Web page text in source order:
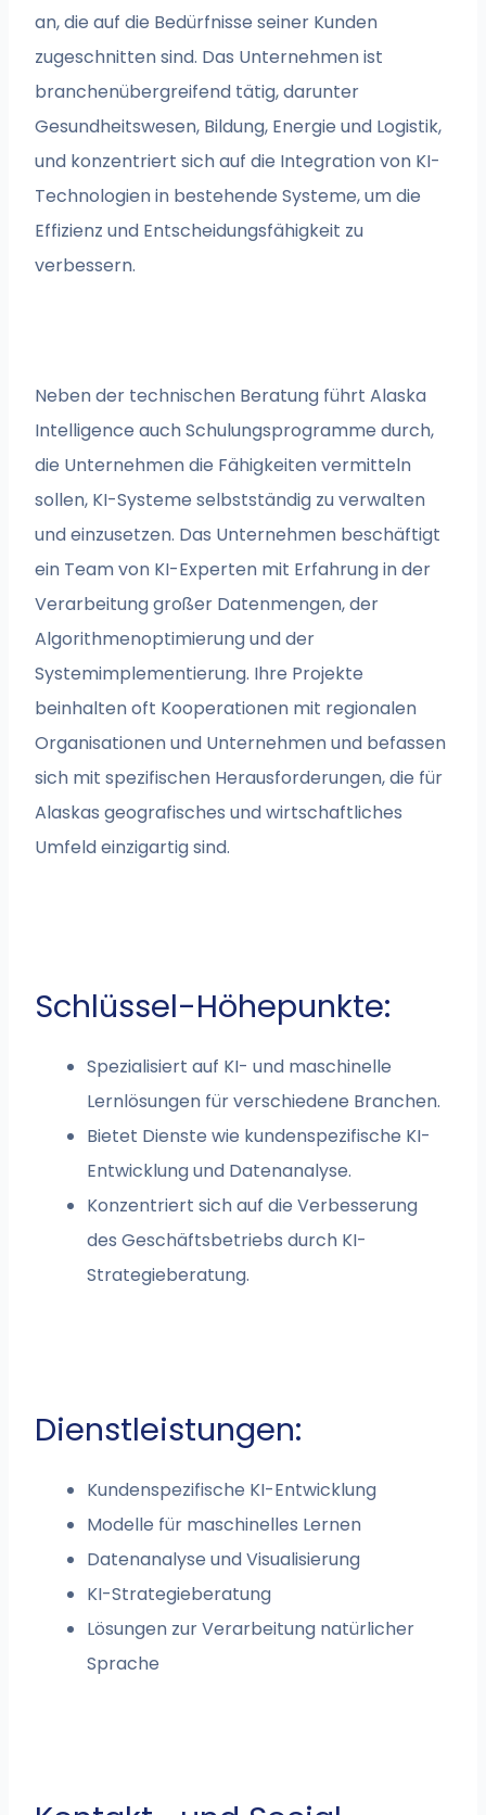
an, die auf die Bedürfnisse seiner Kunden
zugeschnitten sind. Das Unternehmen ist
branchenübergreifend tätig, darunter
Gesundheitswesen, Bildung, Energie und Logistik,
und konzentriert sich auf die Integration von KI-
Technologien in bestehende Systeme, um die
Effizienz und Entscheidungsfähigkeit zu
verbessern.
Neben der technischen Beratung führt Alaska
Intelligence auch Schulungsprogramme durch,
die Unternehmen die Fähigkeiten vermitteln
sollen, KI-Systeme selbstständig zu verwalten
und einzusetzen. Das Unternehmen beschäftigt
ein Team von KI-Experten mit Erfahrung in der
Verarbeitung großer Datenmengen, der
Algorithmenoptimierung und der
Systemimplementierung. Ihre Projekte
beinhalten oft Kooperationen mit regionalen
Organisationen und Unternehmen und befassen
sich mit spezifischen Herausforderungen, die für
Alaskas geografisches und wirtschaftliches
Umfeld einzigartig sind.
Schlüssel-Höhepunkte:
Spezialisiert auf KI- und maschinelle
Lernlösungen für verschiedene Branchen.
Bietet Dienste wie kundenspezifische KI-
Entwicklung und Datenanalyse.
Konzentriert sich auf die Verbesserung
des Geschäftsbetriebs durch KI-
Strategieberatung.
Dienstleistungen:
Kundenspezifische KI-Entwicklung
Modelle für maschinelles Lernen
Datenanalyse und Visualisierung
KI-Strategieberatung
Lösungen zur Verarbeitung natürlicher
Sprache